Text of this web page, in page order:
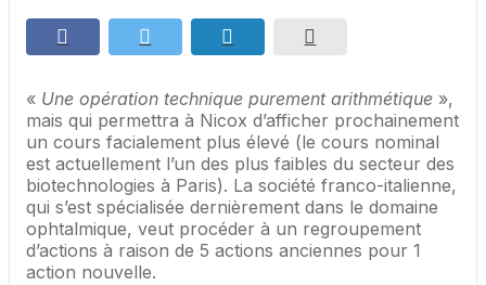
« Une opération technique purement arithmétique »,
mais qui permettra à Nicox d’afficher prochainement
un cours facialement plus élevé (le cours nominal
est actuellement l’un des plus faibles du secteur des
biotechnologies à Paris). La société franco-italienne,
qui s’est spécialisée dernièrement dans le domaine
ophtalmique, veut procéder à un regroupement
d’actions à raison de 5 actions anciennes pour 1
action nouvelle.